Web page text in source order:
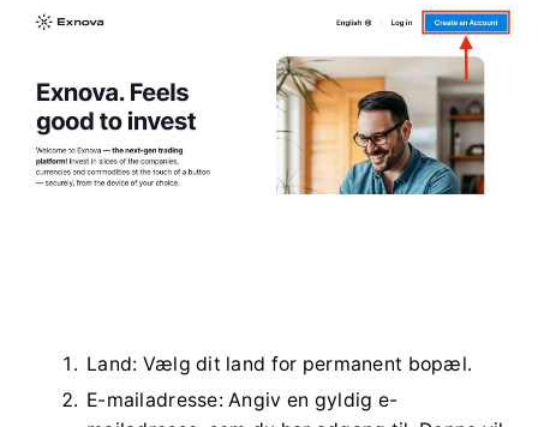
Land: Vælg dit land for permanent bopæl.
E-mailadresse: Angiv en gyldig e-